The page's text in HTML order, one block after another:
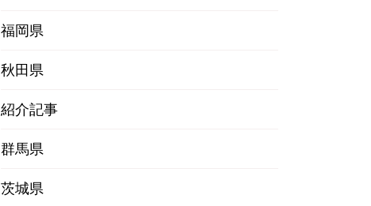
福岡県
秋田県
紹介記事
群馬県
茨城県